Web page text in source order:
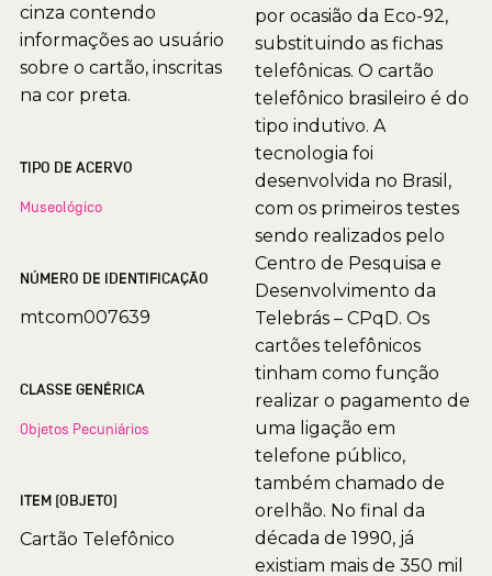
cinza contendo
informações ao usuário
sobre o cartão, inscritas
na cor preta.
TIPO DE ACERVO
Museológico
NÚMERO DE IDENTIFICAÇÃO
mtcom007639
CLASSE GENÉRICA
Objetos Pecuniários
ITEM (OBJETO)
Cartão Telefônico
por ocasião da Eco-92,
substituindo as fichas
telefônicas. O cartão
telefônico brasileiro é do
tipo indutivo. A
tecnologia foi
desenvolvida no Brasil,
com os primeiros testes
sendo realizados pelo
Centro de Pesquisa e
Desenvolvimento da
Telebrás – CPqD. Os
cartões telefônicos
tinham como função
realizar o pagamento de
uma ligação em
telefone público,
também chamado de
orelhão. No final da
década de 1990, já
existiam mais de 350 mil